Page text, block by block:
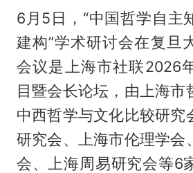
6月5日，“中国哲学自主
建构”学术研讨会在复旦
会议是上海市社联2026
目暨会长论坛，由上海市
中西哲学与文化比较研究
研究会、上海市伦理学会
会、上海周易研究会等6